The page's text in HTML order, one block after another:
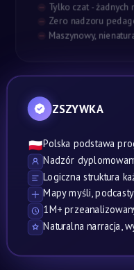
Tylko czat - żadnych
Zero nadzoru
Maszynowy,
ZSZYWKA
🇵🇱Polska podstawa
Nadzór
Logiczna struktura
Mapy myśli,
1M+
Naturalna narracja,